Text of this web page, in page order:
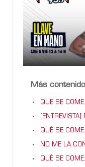
Más
QUE SE
QUÉ SE
NO ME LA
QUÉ SE